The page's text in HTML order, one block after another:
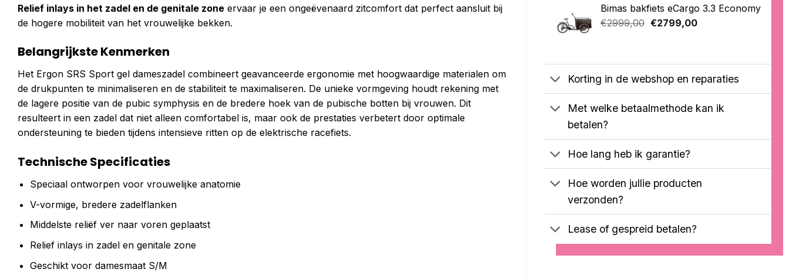
Relief inlays in het zadel en de genitale zone ervaar je een ongeëvenaard zitcomfort dat perfect aansluit bij
de hogere mobiliteit van het vrouwelijke bekken.
Belangrijkste Kenmerken
Het Ergon SRS Sport gel dameszadel combineert geavanceerde ergonomie met hoogwaardige materialen om
de drukpunten te minimaliseren en de stabiliteit te maximaliseren. De unieke vormgeving houdt rekening met
de lagere positie van de pubic symphysis en de bredere hoek van de pubische botten bij vrouwen. Dit
resulteert in een zadel dat niet alleen comfortabel is, maar ook de prestaties verbetert door optimale
ondersteuning te bieden tijdens intensieve ritten op de elektrische racefiets.
Technische Specificaties
Speciaal ontworpen voor vrouwelijke anatomie
V-vormige, bredere zadelflanken
Middelste reliëf ver naar voren geplaatst
Relief inlays in zadel en genitale zone
Geschikt voor damesmaat S/M
€2699,00.€2599,00.
Bimas bakfiets eCargo 3.3 Economy
€2999,00 Oorspronkelijke
€2799,00Huidige
Korting in de webshop en reparaties
Met welke betaalmethode kan ik
betalen?
Hoe lang heb ik garantie?
Hoe worden jullie producten
verzonden?
Lease of gespreid betalen?